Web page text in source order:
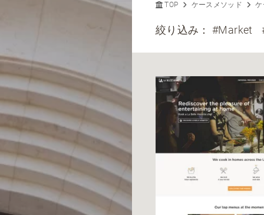
TOP ケースメソッド ケ
絞り込み：#Market